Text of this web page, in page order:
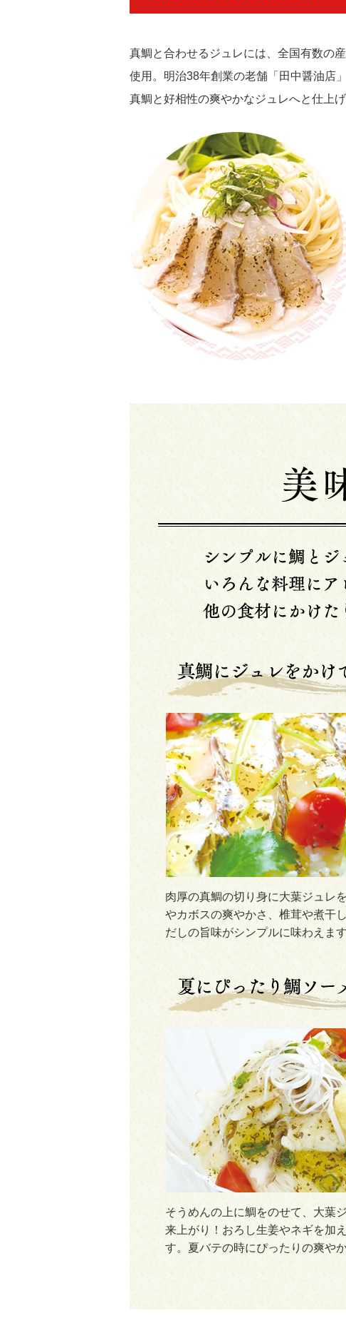
真鯛と合わせるジュレには、全国有数の
使用。明治38年創業の老舗「田中醤油店
真鯛と好相性の爽やかなジュレへと仕上げ
肉厚の真鯛の切り身に大葉ジュレ
やカボスの爽やかさ、椎茸や煮干
だしの旨味がシンプルに味わえます
そうめんの上に鯛をのせて、大葉
来上がり！おろし生姜やネギを加
す。夏バテの時にぴったりの爽やか